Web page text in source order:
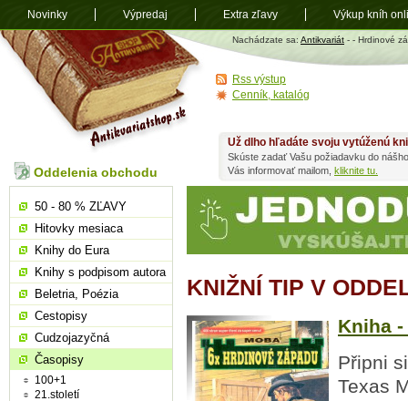
Antikvariát
shop.sk
Nachádzate sa: Antikvariát - - Hrdinové
KNIŽNÍ TIP V
Kniha
Připni
Texas
Už dlho hľadáte svoju vytúženú
Skúste zadať Vašu požiadavku do
Vás informovať mailom, kliknite tu.
Oddelenia obchodu
50 - 80 % ZĽAVY
Hitovky mesiaca
Knihy do Eura
Knihy s podpisom autora
Beletria, Poézia
Cestopisy
Cudzojazyčná
Časopisy
100+1
21.století
Rss výstup
Cenník, katalóg
Novinky Výpredaj Extra zľavy Výkup kníh